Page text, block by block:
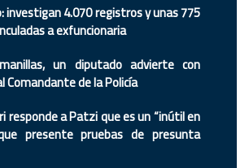
investigan 4.070 registros y unas 775
a exfuncionaria
un diputado advierte con
Comandante de la Policía
responde a Patzi que es un “inútil en
presente pruebas de presunta